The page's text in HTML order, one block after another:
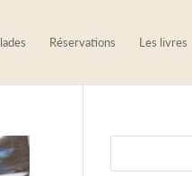
Réservations Les livres